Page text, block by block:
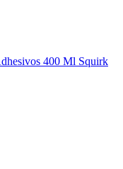
400 Ml Squirk